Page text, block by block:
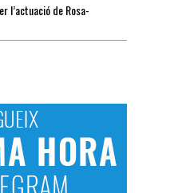
l’actuació de Rosa-